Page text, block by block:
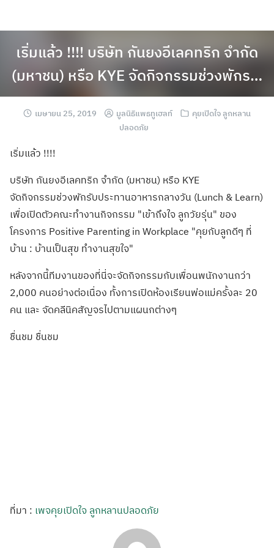
เริ่มแล้ว !!!! บริษัท กันยงอีเลคทริก จำกัด
(มหาชน) หรือ KYE จัดกิจกรรมช่วงพักร…
เมษายน 25, 2019 มูลนิธิแพธทูเฮลท์
คุยเปิดใจ ลูกหลาน
ปลอดภัย
เริ่มแล้ว !!!!
บริษัท กันยงอีเลคทริก จำกัด (มหาชน) หรือ KYE
จัดกิจกรรมช่วงพักรับประทานอาหารกลางวัน (Lunch & Learn)
เพื่อเปิดตัวคณะทำงานกิจกรรม "เข้าถึงใจ ลูกวัยรุ่น" ของ
โครงการ Positive Parenting in Workplace "คุยกับลูกดีๆ ที่
บ้าน : บ้านเป็นสุข ทำงานสุขใจ"
หลังจากนี้ทีมงานของที่นี่จะจัดกิจกรรมกับเพื่อนพนักงานกว่า
2,000 คนอย่างต่อเนื่อง ทั้งการเปิดห้องเรียนพ่อแม่ครั้งละ 20
คน และ จัดคลีนิคสัญจรไปตามแผนกต่างๆ
ชื่นชม ชื่นชม
ที่มา : เพจคุยเปิดใจ ลูกหลานปลอดภัย